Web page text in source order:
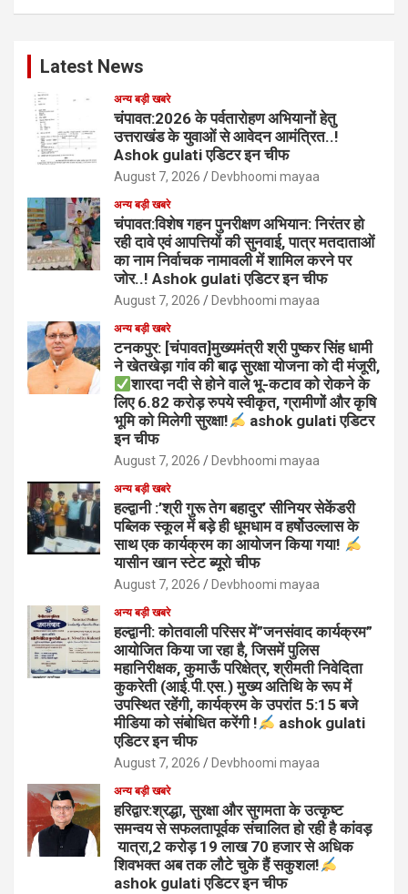
Latest News
अन्य बड़ी खबरे
चंपावत:2026 के पर्वतारोहण अभियानों हेतु
उत्तराखंड के युवाओं से आवेदन आमंत्रित..!
Ashok gulati एडिटर इन चीफ
August 7, 2026 Devbhoomi mayaa
अन्य बड़ी खबरे
चंपावत:विशेष गहन पुनरीक्षण अभियान: निरंतर हो
रही दावे एवं आपत्तियों की सुनवाई, पात्र मतदाताओं
का नाम निर्वाचक नामावली में शामिल करने पर
जोर..! Ashok gulati एडिटर इन चीफ
August 7, 2026 Devbhoomi mayaa
अन्य बड़ी खबरे
टनकपुर: [चंपावत]मुख्यमंत्री श्री पुष्कर सिंह धामी
ने खेतखेड़ा गांव की बाढ़ सुरक्षा योजना को दी मंजूरी,
शारदा नदी से होने वाले भू-कटाव को रोकने के
लिए 6.82 करोड़ रुपये स्वीकृत, ग्रामीणों और कृषि
भूमि को मिलेगी सुरक्षा!
ashok gulati एडिटर
इन चीफ
August 7, 2026 Devbhoomi mayaa
अन्य बड़ी खबरे
हल्द्वानी :’श्री गुरू तेग बहादुर’ सीनियर सेकेंडरी
पब्लिक स्कूल में बड़े ही धूमधाम व हर्षोउल्लास के
साथ एक कार्यक्रम का आयोजन किया गया!
यासीन खान स्टेट ब्यूरो चीफ
August 7, 2026 Devbhoomi mayaa
अन्य बड़ी खबरे
हल्द्वानी: कोतवाली परिसर में”जनसंवाद कार्यक्रम”
आयोजित किया जा रहा है, जिसमें पुलिस
महानिरीक्षक, कुमाऊँ परिक्षेत्र, श्रीमती निवेदिता
कुकरेती (आई.पी.एस.) मुख्य अतिथि के रूप में
उपस्थित रहेंगी, कार्यक्रम के उपरांत 5:15 बजे
मीडिया को संबोधित करेंगी !
ashok gulati
एडिटर इन चीफ
August 7, 2026 Devbhoomi mayaa
अन्य बड़ी खबरे
हरिद्वार:श्रद्धा, सुरक्षा और सुगमता के उत्कृष्ट
समन्वय से सफलतापूर्वक संचालित हो रही है कांवड़
यात्रा,2 करोड़ 19 लाख 70 हजार से अधिक
शिवभक्त अब तक लौटे चुके हैं सकुशल!
ashok gulati एडिटर इन चीफ